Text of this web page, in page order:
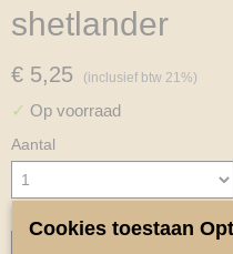
shetlander
€ 5,25 (inclusief btw 21%)
✓ Op voorraad
Aantal
Cookies toestaan